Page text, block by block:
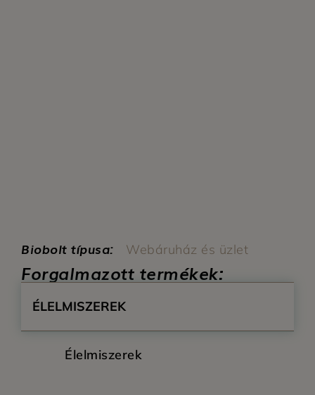
Biobolt típusa: Webáruház és üzlet
Forgalmazott termékek:
ÉLELMISZEREK
Élelmiszerek